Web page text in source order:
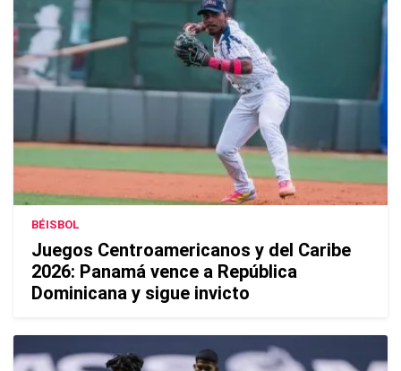
BÉISBOL
Juegos Centroamericanos y del Caribe
2026: Panamá vence a República
Dominicana y sigue invicto